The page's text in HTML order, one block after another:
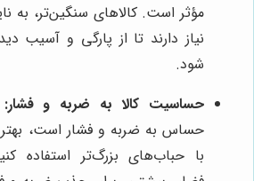
مؤثر است. کالاهای سنگین‌تر، به
نیاز دارند تا از پارگی و آسیب
شود.
حساسیت کالا به ضربه و فشار:
حساس به ضربه و فشار است، بهتر
با حباب‌های بزرگ‌تر استفاده